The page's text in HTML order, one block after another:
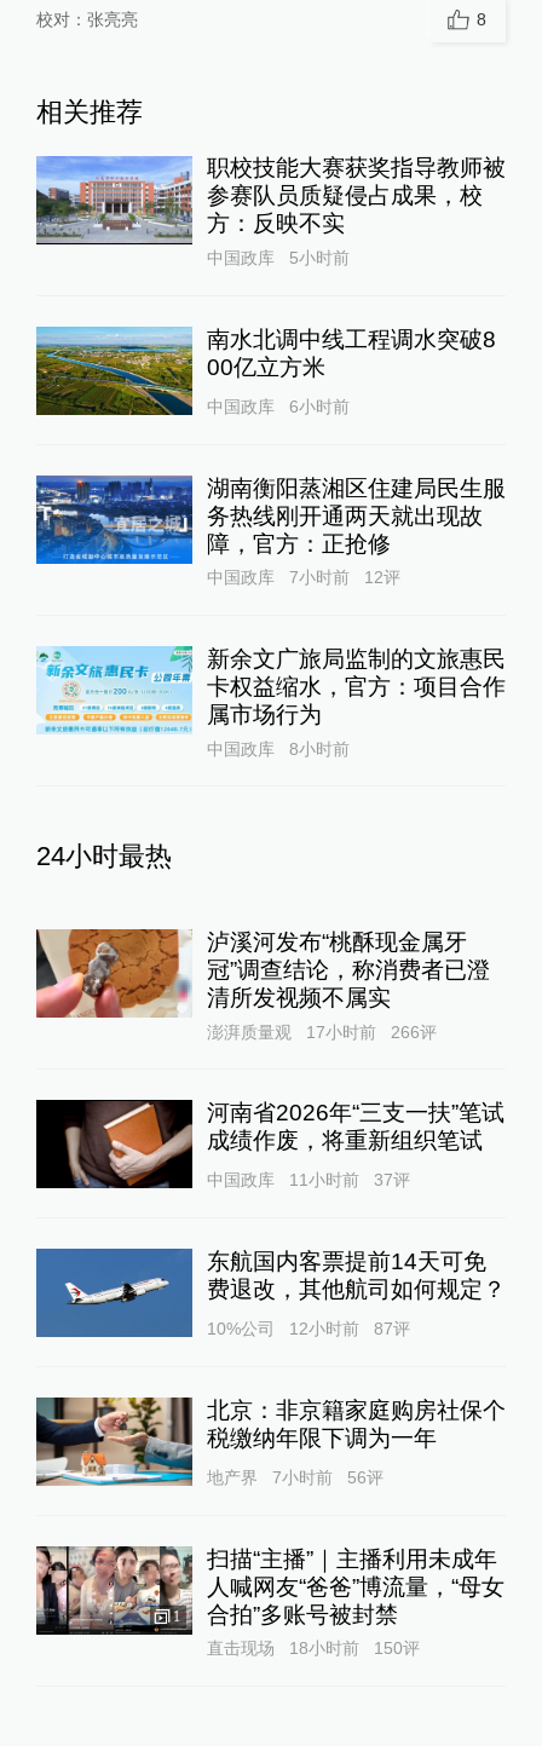
校对： 张亮亮 8
相关推荐
职校技能大赛获奖指导教师被
参赛队员质疑侵占成果，校
方：反映不实
中国政库 5小时前
南水北调中线工程调水突破8
00亿立方米
中国政库 6小时前
湖南衡阳蒸湘区住建局民生服
务热线刚开通两天就出现故
障，官方：正抢修
中国政库 7小时前 12评
新余文广旅局监制的文旅惠民
卡权益缩水，官方：项目合作
属市场行为
中国政库 8小时前
24小时最热
泸溪河发布“桃酥现金属牙
冠”调查结论，称消费者已澄
清所发视频不属实
澎湃质量观 17小时前 266评
河南省2026年“三支一扶”笔试
成绩作废，将重新组织笔试
中国政库 11小时前 37评
东航国内客票提前14天可免
费退改，其他航司如何规定？
10%公司 12小时前 87评
北京：非京籍家庭购房社保个
税缴纳年限下调为一年
地产界 7小时前 56评
1
扫描“主播”｜主播利用未成年
人喊网友“爸爸”博流量，“母女
合拍”多账号被封禁
直击现场 18小时前 150评